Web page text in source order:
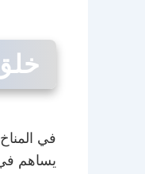
في
يساهم في